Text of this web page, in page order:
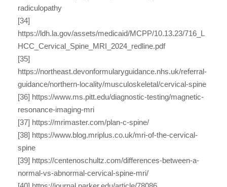
radiculopathy
[34]
https://ldh.la.gov/assets/medicaid/MCPP/10.13.23/716_L
HCC_Cervical_Spine_MRI_2024_redline.pdf
[35]
https://northeast.devonformularyguidance.nhs.uk/referral-
guidance/northern-locality/musculoskeletal/cervical-spine
[36] https://www.ms.pitt.edu/diagnostic-testing/magnetic-
resonance-imaging-mri
[37] https://mrimaster.com/plan-c-spine/
[38] https://www.blog.mriplus.co.uk/mri-of-the-cervical-
spine
[39] https://centenoschultz.com/differences-between-a-
normal-vs-abnormal-cervical-spine-mri/